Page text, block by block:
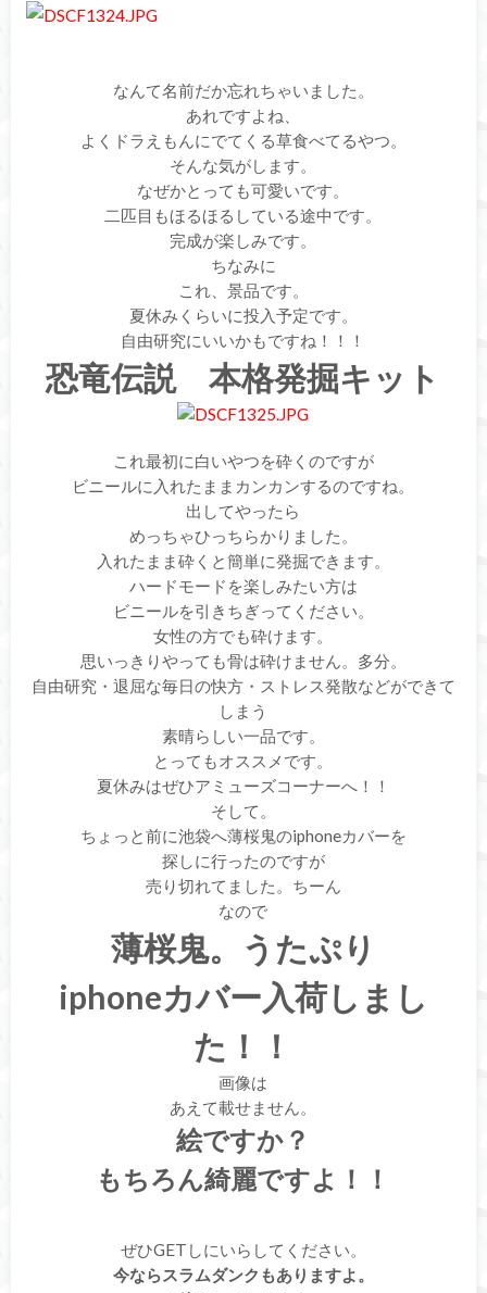
なんて名前だか忘れちゃいました。
あれですよね、
よくドラえもんにでてくる草食べてるやつ。
そんな気がします。
なぜかとっても可愛いです。
二匹目もほるほるしている途中です。
完成が楽しみです。
ちなみに
これ、景品です。
夏休みくらいに投入予定です。
自由研究にいいかもですね！！！
恐竜伝説 本格発掘キット
これ最初に白いやつを砕くのですが
ビニールに入れたままカンカンするのですね。
出してやったら
めっちゃひっちらかりました。
入れたまま砕くと簡単に発掘できます。
ハードモードを楽しみたい方は
ビニールを引きちぎってください。
女性の方でも砕けます。
思いっきりやっても骨は砕けません。多分。
自由研究・退屈な毎日の快方・ストレス発散などができて
しまう
素晴らしい一品です。
とってもオススメです。
夏休みはぜひアミューズコーナーへ！！
そして。
ちょっと前に池袋へ薄桜鬼のiphoneカバーを
探しに行ったのですが
売り切れてました。ちーん
なので
薄桜鬼。うたぷり
iphoneカバー入荷しまし
た！！
画像は
あえて載せません。
絵ですか？
もちろん綺麗ですよ！！
ぜひGETしにいらしてください。
今ならスラムダンクもありますよ。